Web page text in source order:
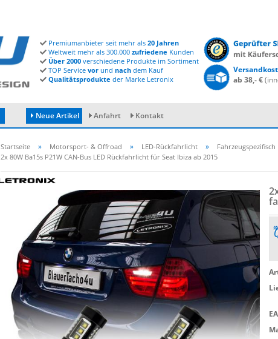
Passwort vergessen?
Premiumanbieter seit mehr als 20 Jahren
Weltweit mehr als 300.000 zufriedene Kunden
Über 2000 verschiedene Produkte im Sortiment
TOP Service vor und nach dem Kauf
Qualitätsprodukte der Marke Letronix
ab 38,- €
Neue Artikel Anfahrt Kontakt
Startseite » Motorsport- & Offroad » LED-Rückfahrlicht » Fahrzeugspezifisch
2x 80W Ba15s P21W CAN-Bus LED Rückfahrlicht für Seat Ibiza ab 2015